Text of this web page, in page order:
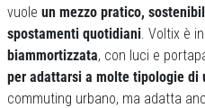
vuole un mezzo pratico,
spostamenti quotidiani. Voltix è
biammortizzata, con luci e
per adattarsi a molte tipologie di
commuting urbano, ma adatta